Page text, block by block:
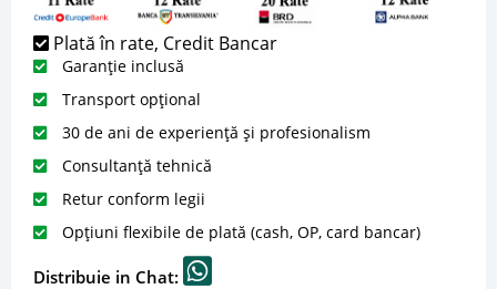
Plată în rate, Credit Bancar
Garanție inclusă
Transport opțional
30 de ani de experiență și profesionalism
Consultanță tehnică
Retur conform legii
Opțiuni flexibile de plată (cash, OP, card bancar)
Distribuie in Chat: